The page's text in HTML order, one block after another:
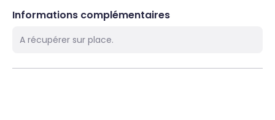
Informations complémentaires
A récupérer sur place.